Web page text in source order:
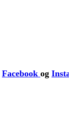
Facebook og